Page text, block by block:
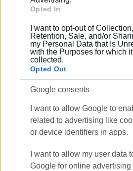
Opted In
I want to opt-out of
Retention, Sale, and/or
my Personal Data that Is
with the Purposes for which
collected.
Opted Out
Google consents
I want to allow Google to
related to advertising like
or device identifiers in apps.
I want to allow my user data
Google for online advertising